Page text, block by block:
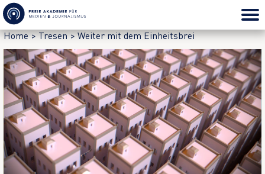
Home>Tresen>Weiter mit dem Einheitsbrei